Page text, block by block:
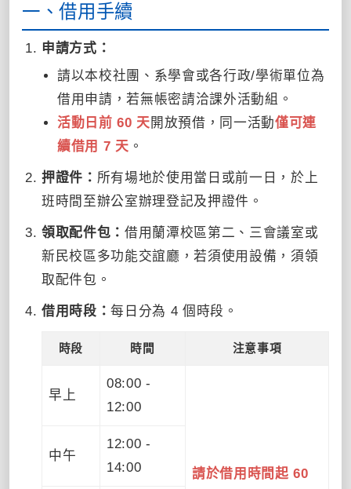
一、借用手續
申請方式：
請以本校社團、系學會或各行政/學術單位為
借用申請，若無帳密請洽課外活動組。
活動日前 60 天開放預借，同一活動僅可連
續借用 7 天 。
押證件： 所有場地於使用當日或前一日，於上
班時間至辦公室辦理登記及押證件。
領取配件包：借用蘭潭校區第二、三會議室或
新民校區多功能交誼廳，若須使用設備，須領
取配件包。
借用時段：每日分為 4 個時段。
時段 時間 注意事項
早上
08:00 -
12:00
請於借用時間起 60
中午
12:00 -
14:00